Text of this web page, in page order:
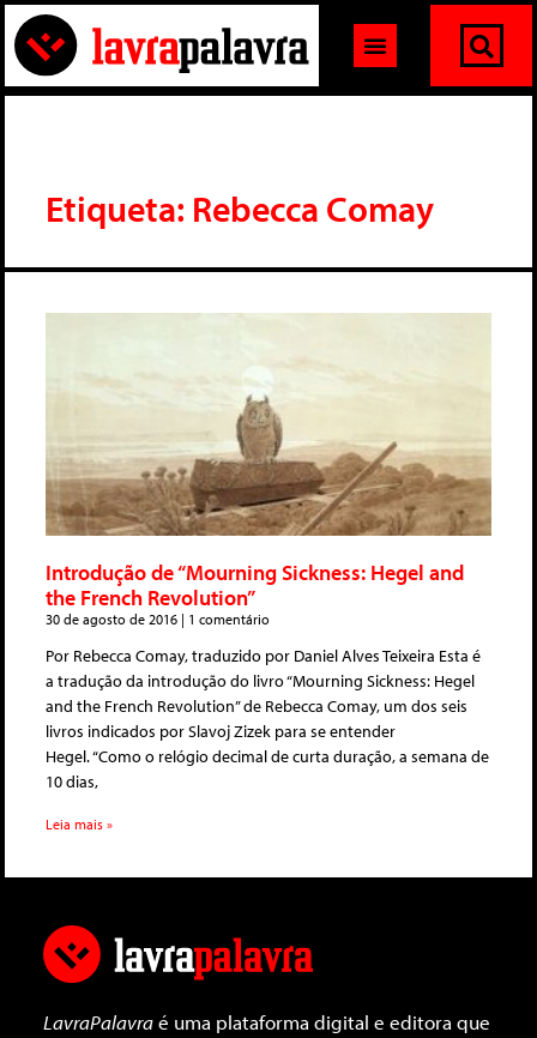
Etiqueta: Rebecca Comay
Introdução de “Mourning Sickness: Hegel and
the French Revolution”
30 de agosto de 2016 1 comentário
Por Rebecca Comay, traduzido por Daniel Alves Teixeira Esta é
a tradução da introdução do livro “Mourning Sickness: Hegel
and the French Revolution” de Rebecca Comay, um dos seis
livros indicados por Slavoj Zizek para se entender
Hegel. “Como o relógio decimal de curta duração, a semana de
10 dias,
Leia mais »
LavraPalavraé uma plataforma digital e editora que